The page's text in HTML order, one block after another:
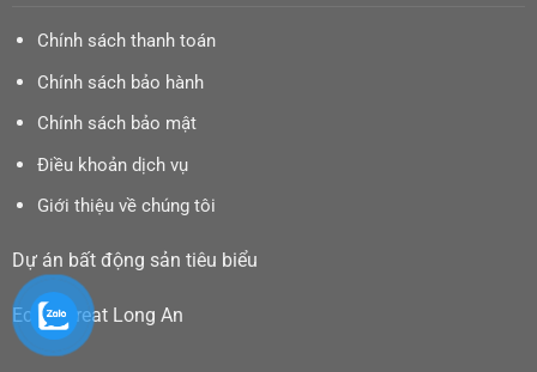
Chính sách thanh toán
Chính sách bảo hành
Chính sách bảo mật
Điều khoản dịch vụ
Giới thiệu về chúng tôi
Dự án bất động sản tiêu biểu
Eco Retreat Long An